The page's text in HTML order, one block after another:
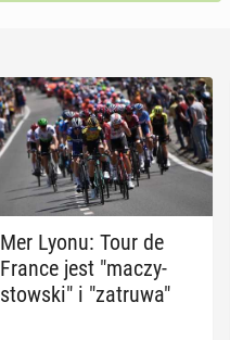
Mer Lyonu: Tour de
France jest "ma­czy­
stow­ski" i "zatruwa"